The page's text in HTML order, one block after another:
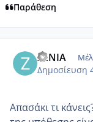
Παράθεση
ΖΕΝΙΑ
Δημοσίευση
Απασάκι τι